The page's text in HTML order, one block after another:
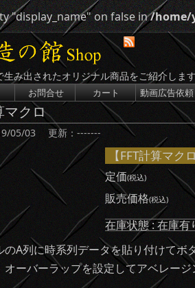
"display_name" on false in/home/
生み出されたオリジナル商品をご紹介します
へスキップ
お問合せ カート 動画広告依頼
マクロ
05/03 更新： -------
【FFT計算マ
定価(税込)
販売価格(税込)
在庫状態 : 在庫有
のA列に時系列データを貼り付けて
オーバーラップを設定してアベレー